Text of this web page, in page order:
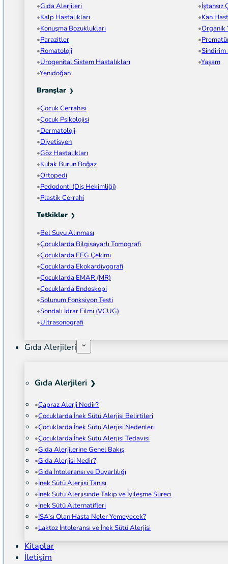
Gıda Alerjileri
İştahsız
Kalp Hastalıkları
Kan
Konuşma Bozuklukları
Organik
Parazitler
Romatoloji
Sindirim
Ürogenital Sistem Hastalıkları
Yaşam
Yenidoğan
Branşlar
Çocuk Cerrahisi
Çocuk Psikolojisi
Dermatoloji
Diyetisyen
Göz Hastalıkları
Kulak Burun Boğaz
Ortopedi
Pedodonti (Diş Hekimliği)
Plastik Cerrahi
Tetkikler
Bel Suyu Alınması
Çocuklarda Bilgisayarlı Tomografi
Çocuklarda EEG Çekimi
Çocuklarda Ekokardiyografi
Çocuklarda EMAR (MR)
Çocuklarda Endoskopi
Solunum Fonksiyon Testi
Sondalı İdrar Filmi (VCUG)
Ultrasonografi
Gıda Alerjileri
Gıda Alerjileri
Çapraz Alerji Nedir?
Çocuklarda İnek Sütü Alerjisi Belirtileri
Çocuklarda İnek Sütü Alerjisi Nedenleri
Çocuklarda İnek Sütü Alerjisi Tedavisi
Gıda Alerjilerine Genel Bakış
Gıda Alerjisi Nedir?
Gıda İntoleransı ve Duyarlılığı
İnek Sütü Alerjisi Tanısı
İnek Sütü Alerjisinde Takip ve İyileşme Süreci
İnek Sütü Alternatifleri
İSA’sı Olan Hasta Neler Yemeyecek?
Laktoz İntoleransı ve İnek Sütü Alerjisi
Kitaplar
İletişim